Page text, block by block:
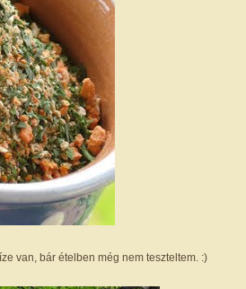
van, bár ételben még nem teszteltem. :)